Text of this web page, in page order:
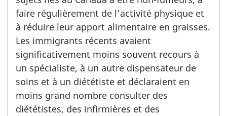
faire régulièrement de l'activité physique et
à réduire leur apport alimentaire en graisses.
Les immigrants récents avaient
significativement moins souvent recours à
un spécialiste, à un autre dispensateur de
soins et à un diététiste et déclaraient en
moins grand nombre consulter des
diététistes, des infirmières et des